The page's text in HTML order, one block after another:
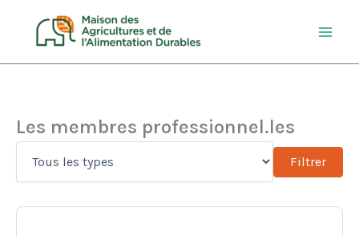
contenu
Les membres professionnel.les
Filtrer